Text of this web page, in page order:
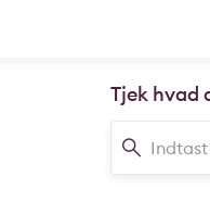
Tjek hvad